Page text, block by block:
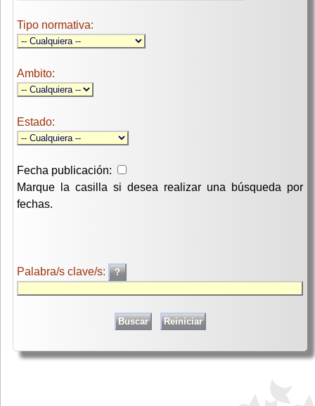
Tipo normativa:
Ambito:
Estado:
Fecha publicación:
Marque la casilla si desea realizar una búsqueda por
fechas.
Palabra/s clave/s: